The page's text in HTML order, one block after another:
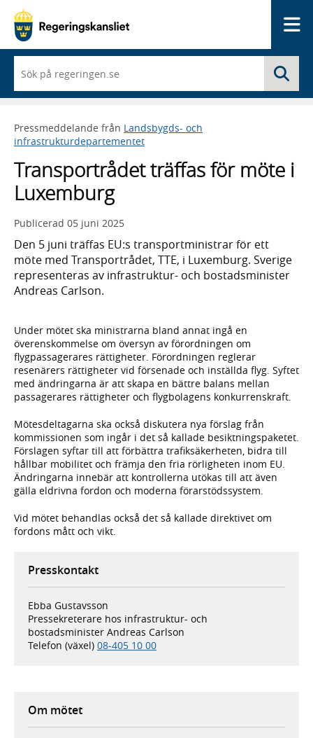
du
börjar
skriva
framträder
en
med
sökförslag
Pressmeddelande från Landsbygds- och
infrastrukturdepartementet
Transportrådet träffas för möte i
Luxemburg
Publicerad 05 juni 2025
Den 5 juni träffas EU:s transportministrar för ett
möte med Transportrådet, TTE, i Luxemburg. Sverige
representeras av infrastruktur- och bostadsminister
Andreas Carlson.
Under mötet ska ministrarna bland annat ingå en
överenskommelse om översyn av förordningen om
flygpassagerares rättigheter. Förordningen reglerar
resenärers rättigheter vid försenade och inställda flyg. Syftet
med ändringarna är att skapa en bättre balans mellan
passagerares rättigheter och flygbolagens konkurrenskraft.
Mötesdeltagarna ska också diskutera nya förslag från
kommissionen som ingår i det så kallade besiktningspaketet.
Förslagen syftar till att förbättra trafiksäkerheten, bidra till
hållbar mobilitet och främja den fria rörligheten inom EU.
Ändringarna innebär att kontrollerna utökas till att även
gälla eldrivna fordon och moderna förarstödssystem.
Vid mötet behandlas också det så kallade direktivet om
fordons mått och vikt.
Presskontakt
Ebba Gustavsson
Pressekreterare hos infrastruktur- och
bostadsminister Andreas Carlson
Telefon (växel) 08-405 10 00
Om mötet